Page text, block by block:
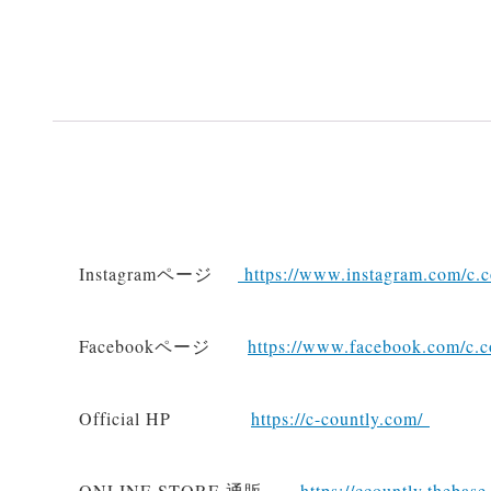
Instagramページ https://www.instagram.com/
Facebookページ https://www.facebook.com/
Official HP https://c-countly.com/